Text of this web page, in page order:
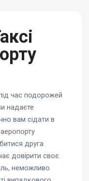
час подорожей
надаєте
вам сідати в
друга
довірити своє
неможливо